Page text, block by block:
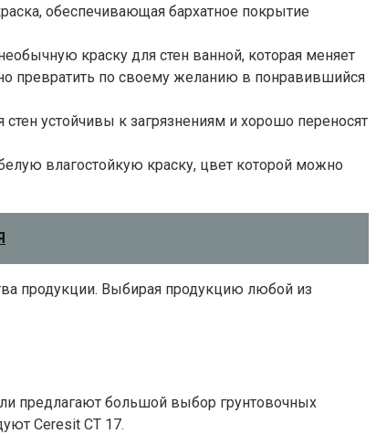
обеспечивающая бархатное покрытие
краску для стен ванной, которая меняет
превратить по своему желанию в понравившийся
устойчивы к загрязнениям и хорошо переносят
влагостойкую краску, цвет которой можно
продукции. Выбирая продукцию любой из
предлагают большой выбор грунтовочных
Ceresit CT 17.